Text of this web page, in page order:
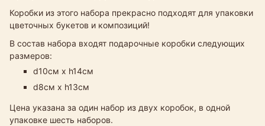
Коробки из этого набора прекрасно подходят для упаковки
цветочных букетов и композиций!
В состав набора входят подарочные коробки следующих
размеров:
d10см х h14см
d8см х h13см
Цена указана за один набор из двух коробок, в одной
упаковке шесть наборов.